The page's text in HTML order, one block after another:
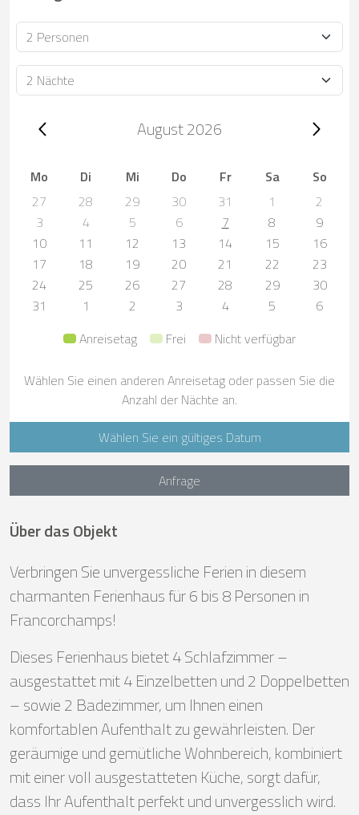
Personen
Dauer
Trip dates, August 2026August 2026
Mo Di Mi Do Fr Sa
So
27
28 29 30 31 1
2
3
4 5 6 7 8
9
10
11 12 13 14 15
16
17
18 19 20 21 22
23
24
25 26 27 28 29
30
31
1 2 3 4 5
6
Anreisetag
Frei Nicht verfügbar
Wählen Sie einen anderen Anreisetag oder passen Sie die
Anzahl der Nächte an.
Wählen Sie ein gültiges Datum
Anfrage
Über das Objekt
Verbringen Sie unvergessliche Ferien in diesem
charmanten Ferienhaus für 6 bis 8 Personen in
Francorchamps!
Dieses Ferienhaus bietet 4 Schlafzimmer –
ausgestattet mit 4 Einzelbetten und 2 Doppelbetten
– sowie 2 Badezimmer, um Ihnen einen
komfortablen Aufenthalt zu gewährleisten. Der
geräumige und gemütliche Wohnbereich, kombiniert
mit einer voll ausgestatteten Küche, sorgt dafür,
dass Ihr Aufenthalt perfekt und unvergesslich wird.